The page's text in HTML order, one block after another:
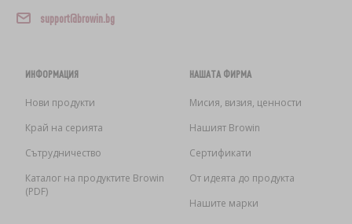
support@browin.bg
ИНФОРМАЦИЯ
Нови продукти
Край на серията
Сътрудничество
Каталог на продуктите Browin
(PDF)
НАШАТА ФИРМА
Мисия, визия, ценности
Нашият Browin
Сертификати
От идеята до продукта
Нашите марки